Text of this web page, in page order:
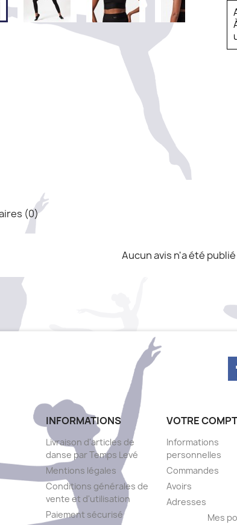
(0)
Aucun avis n'a été
INFORMATIONS
Livraison d'articles de
danse par Temps Levé
Mentions légales
Conditions générales de
vente et d'utilisation
Paiement sécurisé
VOTRE
Informations
personnelles
Commandes
Avoirs
Adresses
Mes